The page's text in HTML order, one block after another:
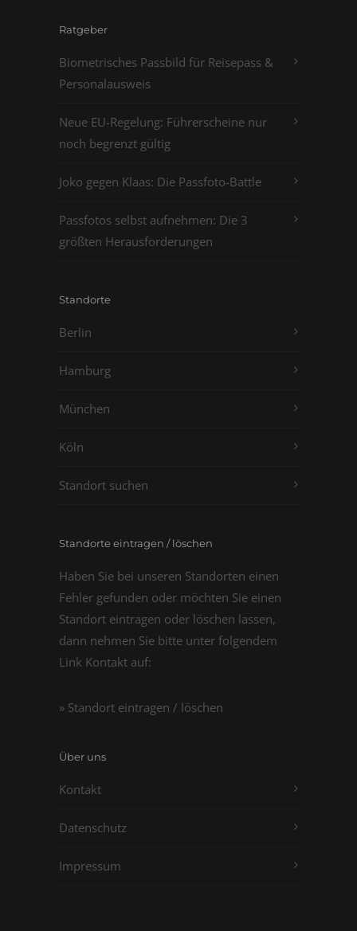
Ratgeber
Biometrisches Passbild für Reisepass &
Personalausweis
Neue EU-Regelung: Führerscheine nur
noch begrenzt gültig
Joko gegen Klaas: Die Passfoto-Battle
Passfotos selbst aufnehmen: Die 3
größten Herausforderungen
Standorte
Berlin
Hamburg
München
Köln
Standort suchen
Standorte eintragen / löschen
Haben Sie bei unseren Standorten einen
Fehler gefunden oder möchten Sie einen
Standort eintragen oder löschen lassen,
dann nehmen Sie bitte unter folgendem
Link Kontakt auf:
» Standort eintragen / löschen
Über uns
Kontakt
Datenschutz
Impressum